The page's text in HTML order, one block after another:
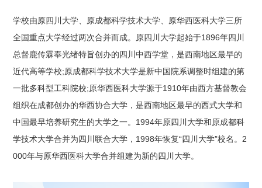
学校由原四川大学、原成都科学技术大学、原华西医科大学三所
全国重点大学经过两次合并而成。原四川大学起始于1896年四川
总督鹿传霖奉光绪特旨创办的四川中西学堂，是西南地区最早的
近代高等学校;原成都科学技术大学是新中国院系调整时组建的第
一批多科型工科院校;原华西医科大学源于1910年由西方基督教会
组织在成都创办的华西协合大学，是西南地区最早的西式大学和
中国最早培养研究生的大学之一。1994年原四川大学和原成都科
学技术大学合并为四川联合大学，1998年恢复“四川大学”校名。2
000年与原华西医科大学合并组建为新的四川大学。
0